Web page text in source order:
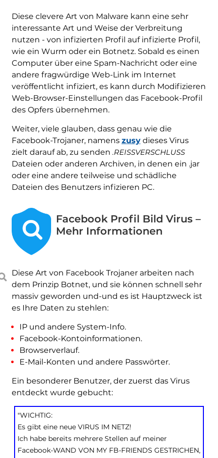
Diese clevere Art von Malware kann eine sehr
interessante Art und Weise der Verbreitung
nutzen - von infizierten Profil auf infizierte Profil,
wie ein Wurm oder ein Botnetz. Sobald es einen
Computer über eine Spam-Nachricht oder eine
andere fragwürdige Web-Link im Internet
veröffentlicht infiziert, es kann durch Modifizieren
Web-Browser-Einstellungen das Facebook-Profil
des Opfers übernehmen.
Weiter, viele glauben, dass genau wie die
Facebook-Trojaner, namens zusydieses Virus
zielt darauf ab, zu senden .REISSVERSCHLUSS
Dateien oder anderen Archiven, in denen ein .jar
oder eine andere teilweise und schädliche
Dateien des Benutzers infizieren PC.
Facebook Profil Bild Virus –
Mehr Informationen
Diese Art von Facebook Trojaner arbeiten nach
dem Prinzip Botnet, und sie können schnell sehr
massiv geworden und-und es ist Hauptzweck ist
es Ihre Daten zu stehlen:
IP und andere System-Info.
Facebook-Kontoinformationen.
Browserverlauf.
E-Mail-Konten und andere Passwörter.
Ein besonderer Benutzer, der zuerst das Virus
entdeckt wurde gebucht:
"WICHTIG:
Es gibt eine neue VIRUS IM NETZ!
Ich habe bereits mehrere Stellen auf meiner
Facebook-WAND VON MY FB-FRIENDS GESTRICHEN,